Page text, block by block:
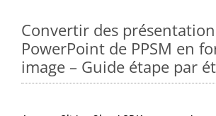
Convertir des
PowerPoint de PPSM en
image – Guide étape par